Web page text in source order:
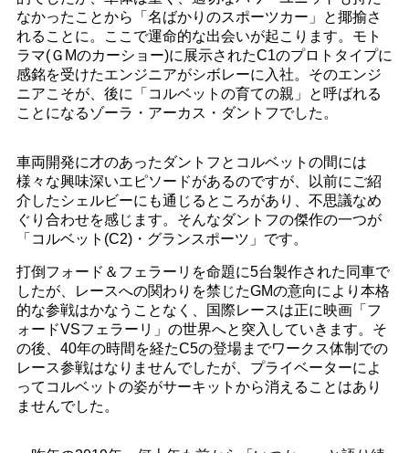
なかったことから「名ばかりのスポーツカー」と揶揄さ
れることに。ここで運命的な出会いが起こります。モト
ラマ(ＧМのカーショー)に展示されたC1のプロトタイプに
感銘を受けたエンジニアがシボレーに入社。そのエンジ
ニアこそが、後に「コルベットの育ての親」と呼ばれる
ことになるゾーラ・アーカス・ダントフでした。
車両開発に才のあったダントフとコルベットの間には
様々な興味深いエピソードがあるのですが、以前にご紹
介したシェルビーにも通じるところがあり、不思議なめ
ぐり合わせを感じます。そんなダントフの傑作の一つが
「コルベット(C2)・グランスポーツ」です。
打倒フォード＆フェラーリを命題に5台製作された同車で
したが、レースへの関わりを禁じたGMの意向により本格
的な参戦はかなうことなく、国際レースは正に映画「フ
ォードVSフェラーリ」の世界へと突入していきます。そ
の後、40年の時間を経たC5の登場までワークス体制での
レース参戦はなりませんでしたが、プライベーターによ
ってコルベットの姿がサーキットから消えることはあり
ませんでした。